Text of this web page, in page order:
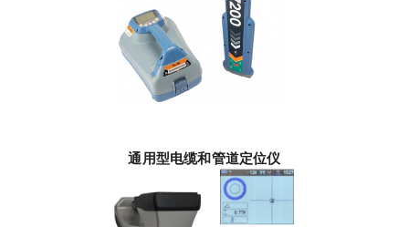
通用型电缆和管道定位仪